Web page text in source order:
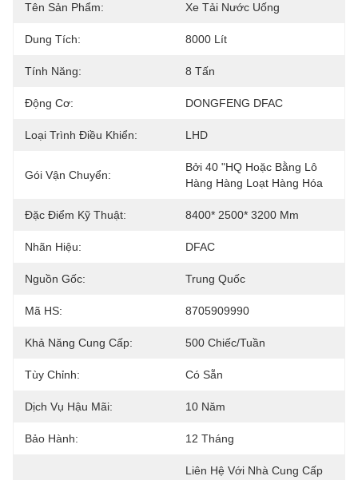
Tên Sản Phẩm: Xe Tải Nước Uống
Dung Tích: 8000 Lít
Tính Năng: 8 Tấn
Động Cơ: DONGFENG DFAC
Loại Trình Điều Khiển: LHD
Gói Vận Chuyển:
Bởi 40 "HQ Hoặc Bằng Lô
Hàng Hàng Loạt Hàng Hóa
Đặc Điểm Kỹ Thuật: 8400* 2500* 3200 Mm
Nhãn Hiệu: DFAC
Nguồn Gốc: Trung Quốc
Mã HS: 8705909990
Khả Năng Cung Cấp: 500 Chiếc/tuần
Tùy Chỉnh: Có Sẵn
Dịch Vụ Hậu Mãi: 10 Năm
Bảo Hành: 12 Tháng
Liên Hệ Với Nhà Cung Cấp